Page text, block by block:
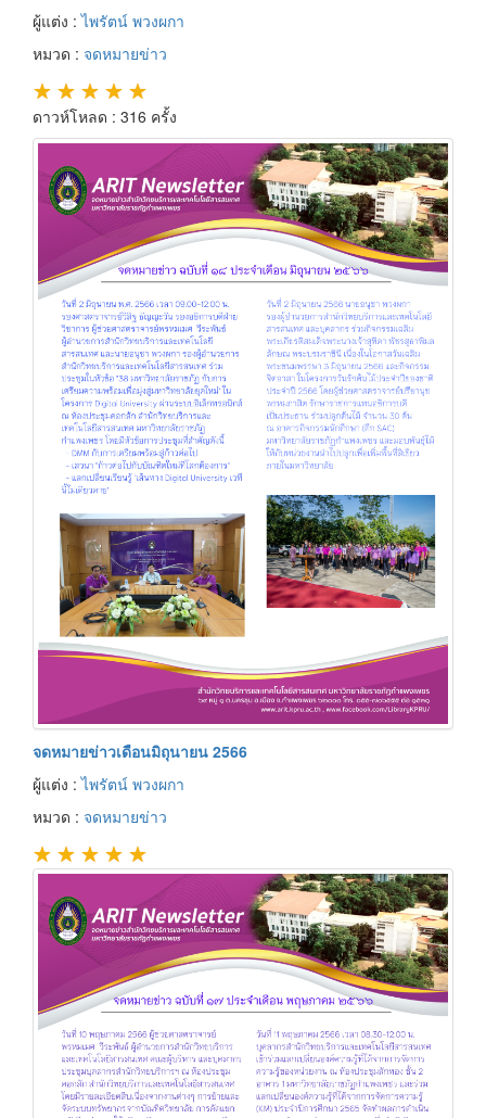
ผู้แต่ง :ไพรัตน์ พวงผกา
หมวด : จดหมายข่าว
★ ★ ★ ★ ★
ดาวห์โหลด : 316 ครั้ง
จดหมายข่าวเดือนมิถุนายน 2566
ผู้แต่ง :ไพรัตน์ พวงผกา
หมวด : จดหมายข่าว
★ ★ ★ ★ ★